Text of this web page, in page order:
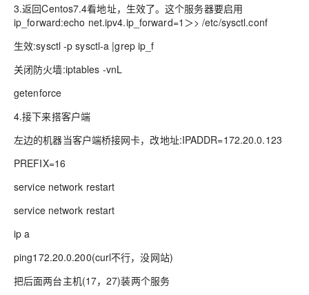
3.返回Centos7.4看地址，生效了。这个服务器要启用
ip_forward:echo net.ipv4.ip_forward=1＞> /etc/sysctl.conf
生效:sysctl -p sysctl-a |grep ip_f
关闭防火墙:iptables -vnL
getenforce
4.接下来搭客户端
左边的机器当客户端桥接网卡，改地址:IPADDR=172.20.0.123
PREFIX=16
service network restart
service network restart
ip a
ping172.20.0.200(curl不行，没网站)
把后面两台主机(17，27)装两个服务